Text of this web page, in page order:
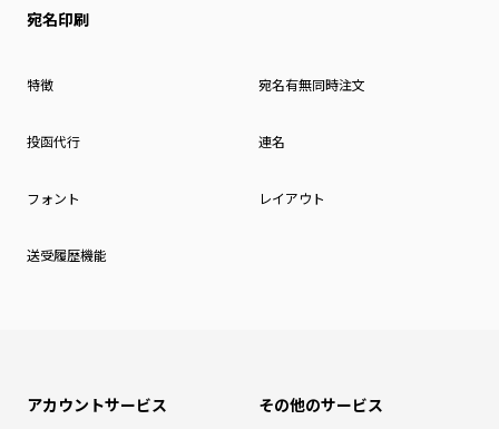
宛名印刷
特徴 宛名有無同時注文
投函代行 連名
フォント レイアウト
送受履歴機能
アカウントサービス その他のサービス